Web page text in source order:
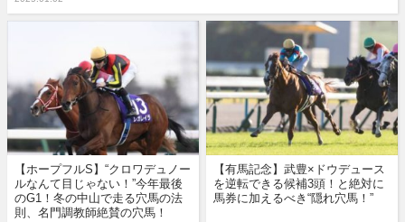
【ホープフルS】“クロワデュノー
ルなんて目じゃない！”今年最後
のG1！冬の中山で走る穴馬の法
則、名門調教師絶賛の穴馬！
【有馬記念】武豊×ドウデュース
を逆転できる候補3頭！と絶対に
馬券に加えるべき“隠れ穴馬！”